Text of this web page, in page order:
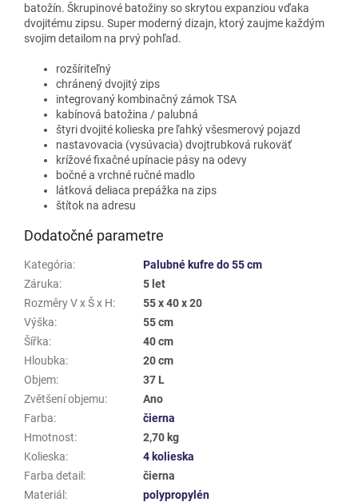
batožín. Škrupinové batožiny so skrytou expanziou vďaka
dvojitému zipsu. Super moderný dizajn, ktorý zaujme každým
svojim detailom na prvý pohľad.
rozšíriteľný
chránený dvojitý zips
integrovaný kombinačný zámok TSA
kabínová batožina / palubná
štyri dvojité kolieska pre ľahký všesmerový pojazd
nastavovacia (vysúvacia) dvojtrubková rukoväť
krížové fixačné upínacie pásy na odevy
bočné a vrchné ručné madlo
látková deliaca prepážka na zips
štítok na adresu
Dodatočné parametre
Kategória:
Palubné kufre do 55 cm
Záruka:
5 let
Rozměry V x Š x H:
55 x 40 x 20
Výška:
55 cm
Šířka:
40 cm
Hloubka:
20 cm
Objem:
37 L
Zvětšení objemu:
Ano
Farba:
čierna
Hmotnost:
2,70 kg
Kolieska:
4 kolieska
Farba detail :
čierna
Materiál :
polypropylén